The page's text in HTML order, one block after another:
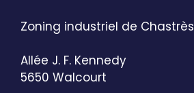
Zoning industriel de Chastrès
Allée J. F. Kennedy
5650 Walcourt